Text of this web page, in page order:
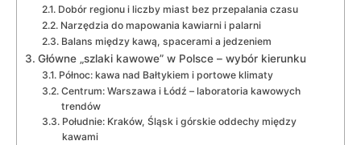
Dobór regionu i liczby miast bez przepalania czasu
Narzędzia do mapowania kawiarni i palarni
Balans między kawą, spacerami a jedzeniem
Główne „szlaki kawowe” w Polsce – wybór kierunku
Północ: kawa nad Bałtykiem i portowe klimaty
Centrum: Warszawa i Łódź – laboratoria kawowych
trendów
Południe: Kraków, Śląsk i górskie oddechy między
kawami